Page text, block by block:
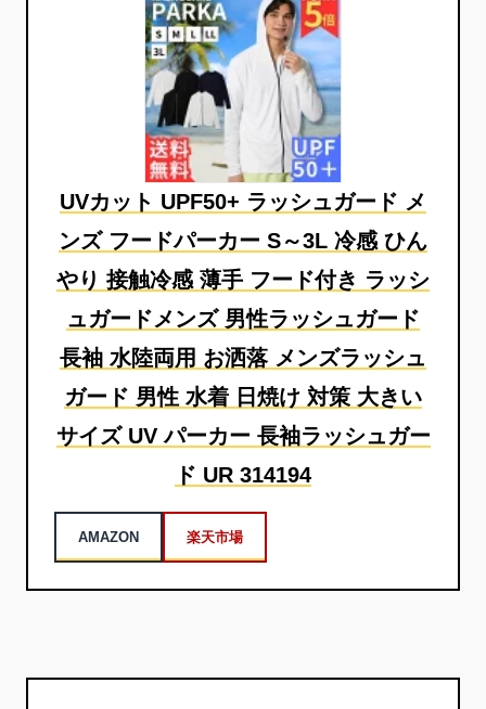
UVカット UPF50+ ラッシュガード メ
ンズ フードパーカー S～3L 冷感 ひん
やり 接触冷感 薄手 フード付き ラッシ
ュガードメンズ 男性ラッシュガード
長袖 水陸両用 お洒落 メンズラッシュ
ガード 男性 水着 日焼け 対策 大きい
サイズ UV パーカー 長袖ラッシュガー
ド UR 314194
AMAZON 楽天市場